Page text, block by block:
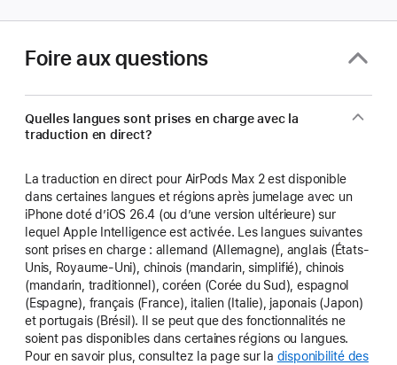
Foire aux questions
Quelles langues sont prises en charge avec la
traduction en direct?
La traduction en direct pour AirPods Max 2 est disponible
dans certaines langues et régions après jumelage avec un
iPhone doté d’iOS 26.4 (ou d’une version ultérieure) sur
lequel Apple Intelligence est activée. Les langues suivantes
sont prises en charge : allemand (Allemagne), anglais (États-
Unis, Royaume-Uni), chinois (mandarin, simplifié), chinois
(mandarin, traditionnel), coréen (Corée du Sud), espagnol
(Espagne), français (France), italien (Italie), japonais (Japon)
et portugais (Brésil). Il se peut que des fonctionnalités ne
soient pas disponibles dans certaines régions ou langues.
Pour en savoir plus, consultez la page sur la disponibilité des